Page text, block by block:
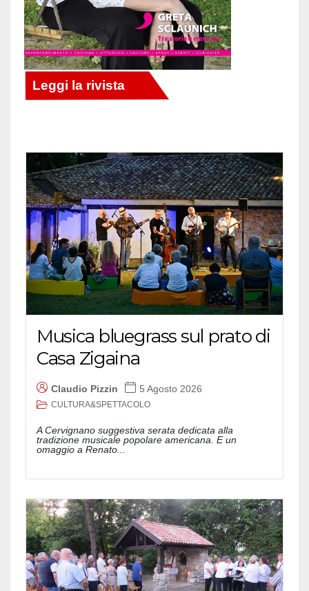
Musica bluegrass sul prato di
Casa Zigaina
Claudio Pizzin 5 Agosto 2026
CULTURA&SPETTACOLO
A Cervignano suggestiva serata dedicata alla
tradizione musicale popolare americana. E un
omaggio a Renato...